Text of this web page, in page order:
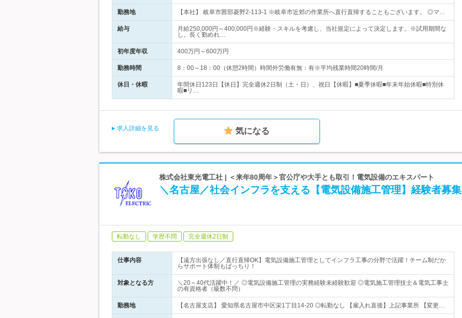
勤務地 【本社】 岐阜市茜部菱野2-113-1 ※岐阜市近郊の作業所へ直行直帰することもございます。 ◎マ…
給与
月給250,000円～400,000円※経験・スキルを考慮し、当社規定によって決定します。※試用期間な
し。長く勤めれ…
初年度年収 400万円～600万円
勤務時間 8：00～18：00（休憩2時間）時間外労働有無：有※平均残業時間20時間/月
休日・休暇
年間休日123日【休日】完全週休2日制（土・日）、祝日【休暇】■夏季休暇■年末年始休暇■特別休
暇■リ…
求人詳細を見る 気になる
株式会社東光電工社 | ＜来年80周年＞官公庁や大手とも取引！電気設備のエキスパート
＼名古屋／社会インフラを支える【電気設備施工管理】経験者募集
転勤なし 学歴不問 完全週休2日制
仕事内容
【遠方出張なし／直行直帰OK】電気設備施工管理としてインフラ工事の分野で活躍！チーム制だか
らサポート体制もばっちり！
対象となる方
＼20～40代活躍中！／ ◎電気設備施工管理の実務経験未経験歓迎 ◎電気施工管理技士＆電気工事士
の有資格者（級数不問）
勤務地 【名古屋支店】 愛知県名古屋市中区栄1丁目14-20 ◎転勤なし 【雇入れ直後】上記事業所 【変更…